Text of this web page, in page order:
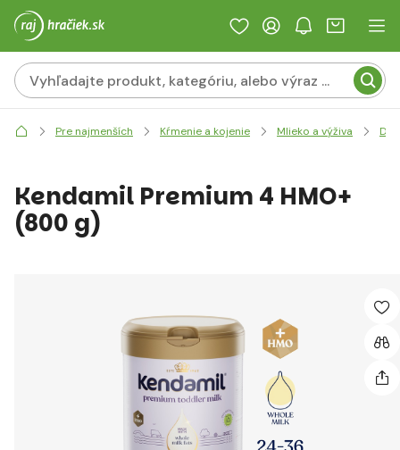
Pre najmenších Kŕmenie a kojenie Mlieko a výživa
Kendamil Premium 4 HMO+
(800 g)